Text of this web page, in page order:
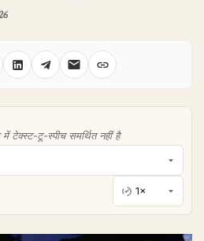
टेक्स्ट-टू-स्पीच समर्थित नहीं है